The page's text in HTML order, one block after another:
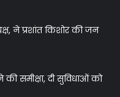
ने प्रशांत किशोर की जन
समीक्षा, दी सुविधाओं को